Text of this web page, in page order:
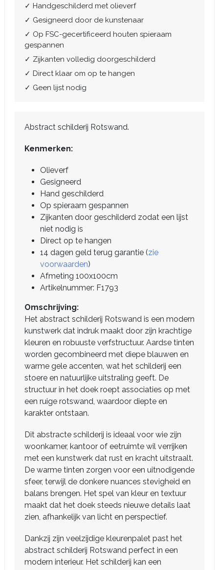
✓ Handgeschilderd met olieverf
✓ Gesigneerd door de kunstenaar
✓ Op FSC-gecertificeerd houten spieraam
gespannen
✓ Zijkanten volledig doorgeschilderd
✓ Direct klaar om op te hangen
✓ Geen lijst nodig
Abstract schilderij Rotswand.
Kenmerken:
Olieverf
Gesigneerd
Hand geschilderd
Op spieraam gespannen
Zijkanten door geschilderd zodat een lijst
niet nodig is
Direct op te hangen
14 dagen geld terug garantie (zie
voorwaarden)
Afmeting 100x100cm
Artikelnummer: F1793
Omschrijving:
Het abstract schilderij Rotswand is een modern
kunstwerk dat indruk maakt door zijn krachtige
kleuren en robuuste verfstructuur. Aardse tinten
worden gecombineerd met diepe blauwen en
warme gele accenten, wat het schilderij een
stoere en natuurlijke uitstraling geeft. De
structuur in het doek roept associaties op met
een ruige rotswand, waardoor diepte en
karakter ontstaan.
Dit abstracte schilderij is ideaal voor wie zijn
woonkamer, kantoor of eetruimte wil verrijken
met een kunstwerk dat rust en kracht uitstraalt.
De warme tinten zorgen voor een uitnodigende
sfeer, terwijl de donkere nuances stevigheid en
balans brengen. Het spel van kleur en textuur
maakt dat het doek steeds nieuwe details laat
zien, afhankelijk van licht en perspectief.
Dankzij zijn veelzijdige kleurenpalet past het
abstract schilderij Rotswand perfect in een
modern interieur. Het schilderij kan een